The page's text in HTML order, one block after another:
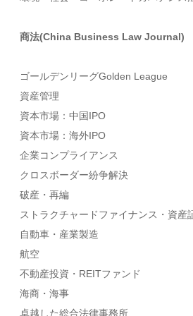
商法(China Business Law Journal)
ゴールデンリーグGolden League
資産管理
資本市場：中国IPO
資本市場：海外IPO
企業コンプライアンス
クロスボーダー紛争解決
破産・再編
ストラクチャードファイナンス・資産
自動車・産業製造
航空
不動産投資・REITファンド
海商・海事
卓越した総合法律事務所